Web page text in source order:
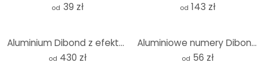
od 39 zł od 143 zł
Aluminium Dibond z efektem złota Mapa świata 3D
od 430 zł
Aluminiowe numery Dibond - Nowoczesne numery domów - Efekt miedzi
od 56 zł